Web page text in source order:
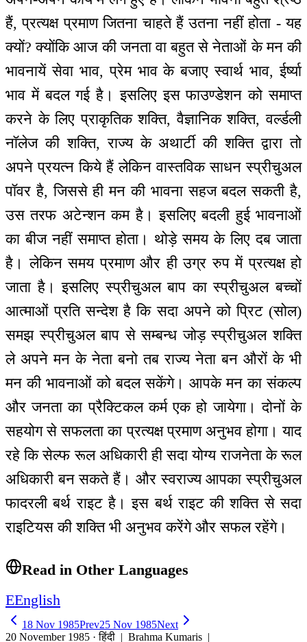
हैं, प्रत्यक्ष प्रमाण जितना चाहते हैं उतना नहीं होता - यह
क्यों? क्योंकि आज की जनता वा बहुत से नेताओं के मन की
भावनायें सेवा भाव, प्रेम भाव के बजाए स्वार्थ भाव, ईर्ष्या
भाव में बदल गई है। इसलिए इस फाउण्डेशन को समाप्त
करने के लिए प्राकृतिक शक्ति, वैज्ञानिक शक्ति, वर्ल्डली
नॉलेज की शक्ति, राज्य के अथार्टी की शक्ति द्वारा तो
अपने प्रयत्न किये हैं लेकिन वास्तविक साधन स्प्रीचुअल
पॉवर है, जिससे ही मन की भावना सहज बदल सकती है,
उस तरफ अटेन्शन कम है। इसलिए बदली हुई भावनाओं
का बीज नहीं समाप्त होता। थोड़े समय के लिए दब जाता
है। लेकिन समय प्रमाण और ही उग्र रुप में प्रत्यक्ष हो
जाता है। इसलिए स्प्रीचुअल बाप का स्प्रीचुअल बच्चों
आत्माओं प्रति सन्देश है कि सदा अपने को प्रिट (सोल)
समझ स्प्रीचुअल बाप से सम्बन्ध जोड़ स्प्रीचुअल शक्ति
ले अपने मन के नेता बनो तब राज्य नेता बन औरों के भी
मन की भावनाओं को बदल सकेंगे। आपके मन का संकल्प
और जनता का प्रैक्टिकल कर्म एक हो जायेगा। दोनों के
सहयोग से सफलता का प्रत्यक्ष प्रमाण अनुभव होगा। याद
रहे कि सेल्फ रूल अधिकारी ही सदा योग्य राजनेता के रूल
अधिकारी बन सकते हैं। और स्वराज्य आपका स्प्रीचुअल
फादरली बर्थ राइट है। इस बर्थ राइट की शक्ति से सदा
राइटियस की शक्ति भी अनुभव करेंगे और सफल रहेंगे।
Read in Other Languages
EEnglish
18 Nov 1985Prev25 Nov 1985Next
20 November 1985 · हिंदी | Brahma Kumaris |